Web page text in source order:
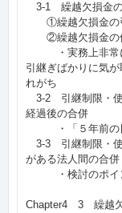
3-1 繰越欠損金の
①繰越欠損金の
②繰越欠損金の
・実務上非常に
引継ぎばかりに気
れがち
3-2 引継制限・使
経過後の合併
・「５年前の日
3-3 引継制限・使
がある法人間の合併
・検討のポイ
Chapter4 3 繰越欠